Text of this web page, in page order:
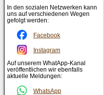
In den sozialen Netzwerken kann
uns auf verschiedenen Wegen
gefolgt werden:
Facebook
Instagram
Auf unserem WhatApp-Kanal
veröffentlichen wir ebenfalls
aktuelle Meldungen:
WhatsApp